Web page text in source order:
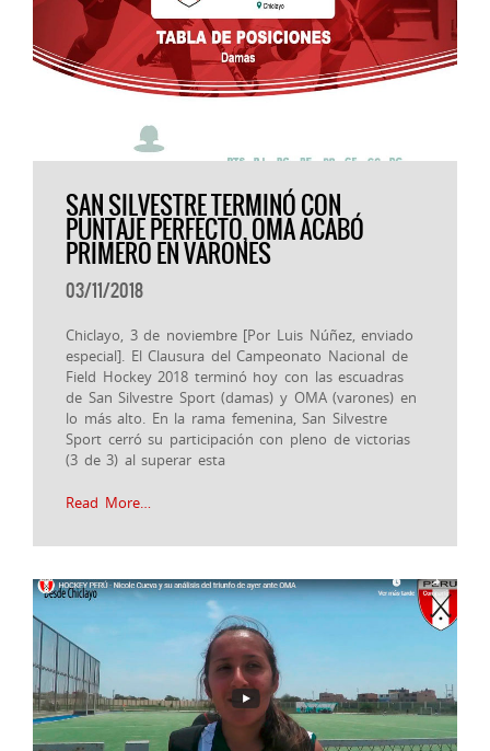
SAN SILVESTRE TERMINÓ CON
PUNTAJE PERFECTO, OMA ACABÓ
PRIMERO EN VARONES
03/11/2018
Chiclayo, 3 de noviembre [Por Luis Núñez, enviado
especial]. El Clausura del Campeonato Nacional de
Field Hockey 2018 terminó hoy con las escuadras
de San Silvestre Sport (damas) y OMA (varones) en
lo más alto. En la rama femenina, San Silvestre
Sport cerró su participación con pleno de victorias
(3 de 3) al superar esta
Read More…